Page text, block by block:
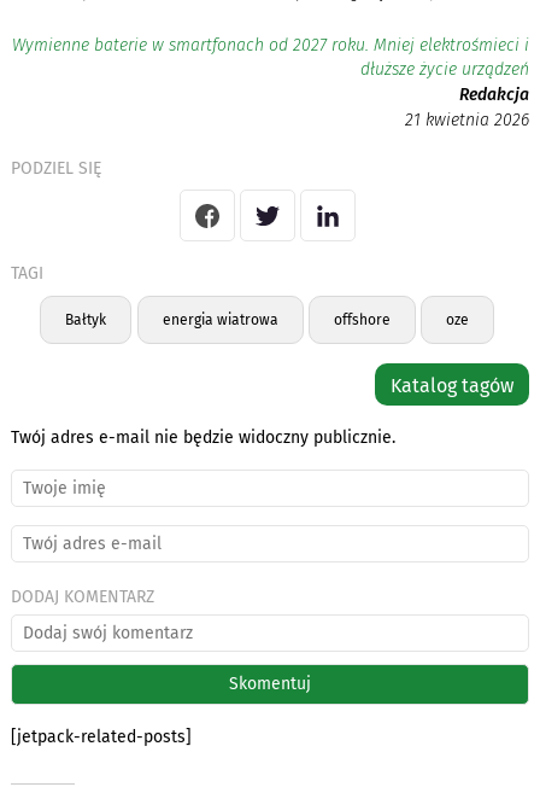
Wymienne baterie w smartfonach od 2027 roku. Mniej elektrośmieci i
dłuższe życie urządzeń
Redakcja
21 kwietnia 2026
PODZIEL SIĘ
TAGI
Bałtyk energia wiatrowa offshore oze
Katalog tagów
Twój adres e-mail nie będzie widoczny publicznie.
DODAJ KOMENTARZ
[jetpack-related-posts]